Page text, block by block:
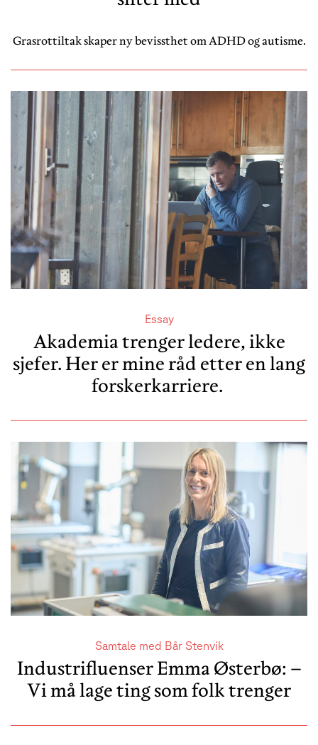
Grasrottiltak skaper ny bevissthet om ADHD og autisme.
Essay
Akademia trenger ledere, ikke
sjefer. Her er mine råd etter en lang
forskerkarriere.
Samtale med Bår Stenvik
Industrifluenser Emma Østerbø: –
Vi må lage ting som folk trenger